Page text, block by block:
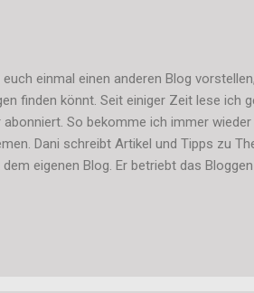
einmal einen anderen Blog
finden könnt. Seit einiger Zeit lese ich
So bekomme ich immer
Dani schreibt Artikel und Tipps zu
eigenen Blog. Er betriebt das
Viel Spaß dort und schreibt mir